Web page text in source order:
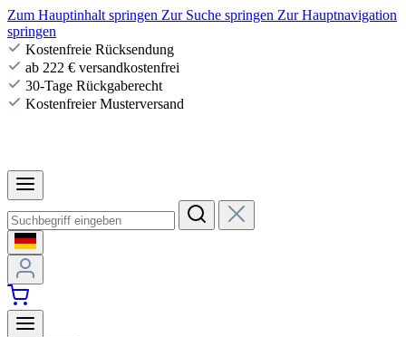
Zum Hauptinhalt springen Zur Suche springen Zur Hauptnavigation
springen
Kostenfreie Rücksendung
ab 222 € versandkostenfrei
30-Tage Rückgaberecht
Kostenfreier Musterversand